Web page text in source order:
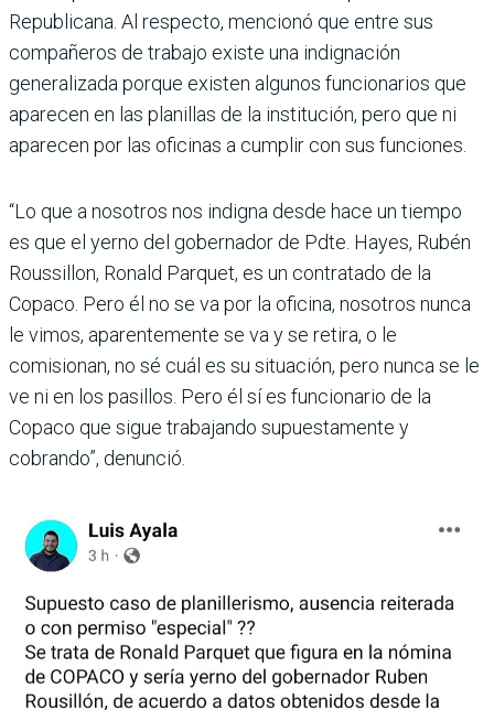
Republicana. Al respecto, mencionó que entre sus
compañeros de trabajo existe una indignación
generalizada porque existen algunos funcionarios que
aparecen en las planillas de la institución, pero que ni
aparecen por las oficinas a cumplir con sus funciones.
“Lo que a nosotros nos indigna desde hace un tiempo
es que el yerno del gobernador de Pdte. Hayes, Rubén
Roussillon, Ronald Parquet, es un contratado de la
Copaco. Pero él no se va por la oficina, nosotros nunca
le vimos, aparentemente se va y se retira, o le
comisionan, no sé cuál es su situación, pero nunca se le
ve ni en los pasillos. Pero él sí es funcionario de la
Copaco que sigue trabajando supuestamente y
cobrando”, denunció.